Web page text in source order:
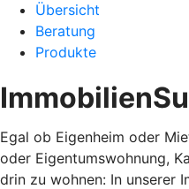
Übersicht
Beratung
Produkte
Egal ob Eigenheim oder
oder Eigentumswohnung,
drin zu wohnen: In unserer